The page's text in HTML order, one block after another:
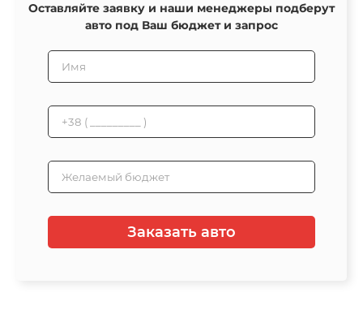
Оставляйте заявку и наши менеджеры подберут
авто под Ваш бюджет и запрос
Заказать авто